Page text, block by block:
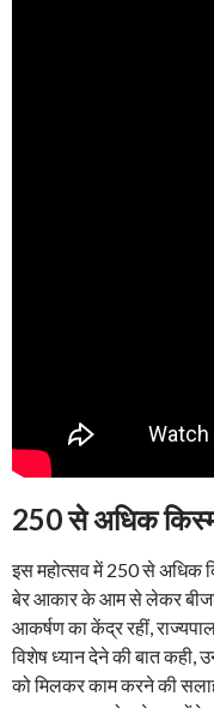
250 से अधिक
इस महोत्सव में 250 से अधिक
बेर आकार के आम से लेकर
आकर्षण का केंद्र रहीं,
विशेष ध्यान देने की बात कही,
को मिलकर काम करने की